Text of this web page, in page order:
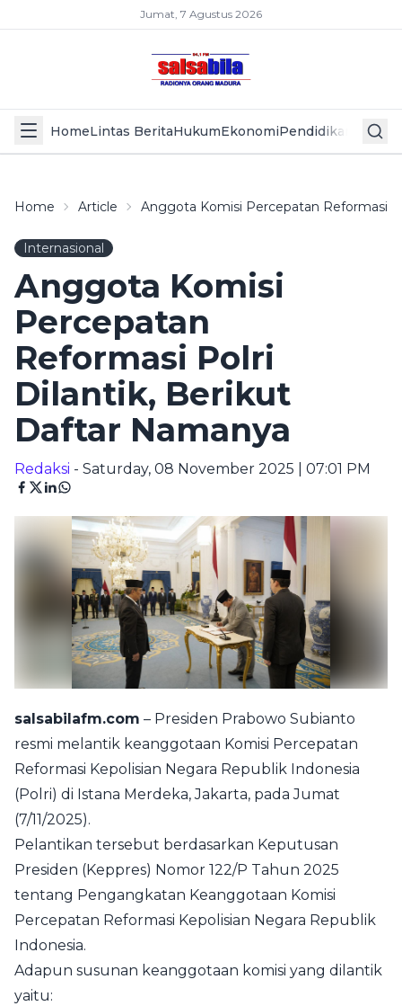
Jumat, 7 Agustus 2026
HomeLintas BeritaHukumEkonomiPendidikan Politik
Home Article Anggota Komisi Percepatan Reformasi
Internasional
Anggota Komisi
Percepatan
Reformasi Polri
Dilantik, Berikut
Daftar Namanya
Redaksi - Saturday, 08 November 2025 | 07:01 PM
salsabilafm.com – Presiden Prabowo Subianto
resmi melantik keanggotaan Komisi Percepatan
Reformasi Kepolisian Negara Republik Indonesia
(Polri) di Istana Merdeka, Jakarta, pada Jumat
(7/11/2025).
Pelantikan tersebut berdasarkan Keputusan
Presiden (Keppres) Nomor 122/P Tahun 2025
tentang Pengangkatan Keanggotaan Komisi
Percepatan Reformasi Kepolisian Negara Republik
Indonesia.
Adapun susunan keanggotaan komisi yang dilantik
yaitu: